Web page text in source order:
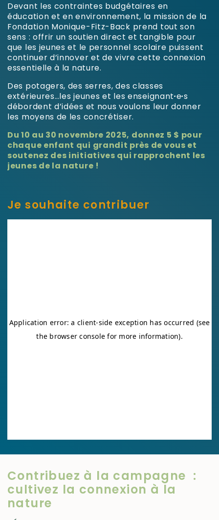
Devant les contraintes budgétaires en
éducation et en environnement, la mission de la
Fondation Monique-Fitz-Back prend tout son
sens : offrir un soutien direct et tangible pour
que les jeunes et le personnel scolaire puissent
continuer d’innover et de vivre cette connexion
essentielle à la nature.
Des potagers, des serres, des classes
extérieures…les jeunes et les enseignant·e·s
débordent d’idées et nous voulons leur donner
les moyens de les concrétiser.
Du 10 au 30 novembre 2025, donnez 5 $ pour
chaque enfant qui grandit près de vous et
soutenez des initiatives qui rapprochent les
jeunes de la nature !
Je souhaite contribuer
Contribuez à la campagne :
cultivez la connexion à la
nature